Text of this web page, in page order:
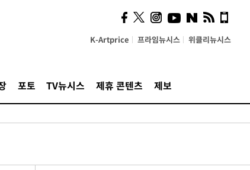
K-Artprice 프라임뉴시스 위클리뉴시스
포토 TV뉴시스 제휴 콘텐츠 제보
시, 스마트폰 액세서리에
NFC 더했다